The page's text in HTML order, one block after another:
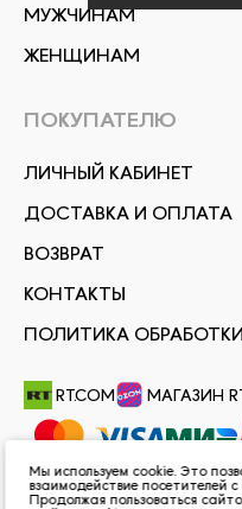
МУЖЧИНАМ
ЖЕНЩИНАМ
ПОКУПАТЕЛЮ
ЛИЧНЫЙ КАБИНЕТ
ДОСТАВКА И ОПЛАТА
ВОЗВРАТ
КОНТАКТЫ
ПОЛИТИКА
RT.COM МАГАЗИН
Мы используем cookie. Это
взаимодействие посетителей
Продолжая пользоваться